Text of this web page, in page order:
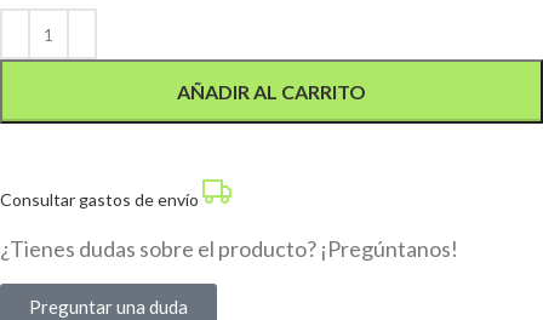
AÑADIR AL CARRITO
Consultar gastos de envío
¿Tienes dudas sobre el producto? ¡Pregúntanos!
Preguntar una duda